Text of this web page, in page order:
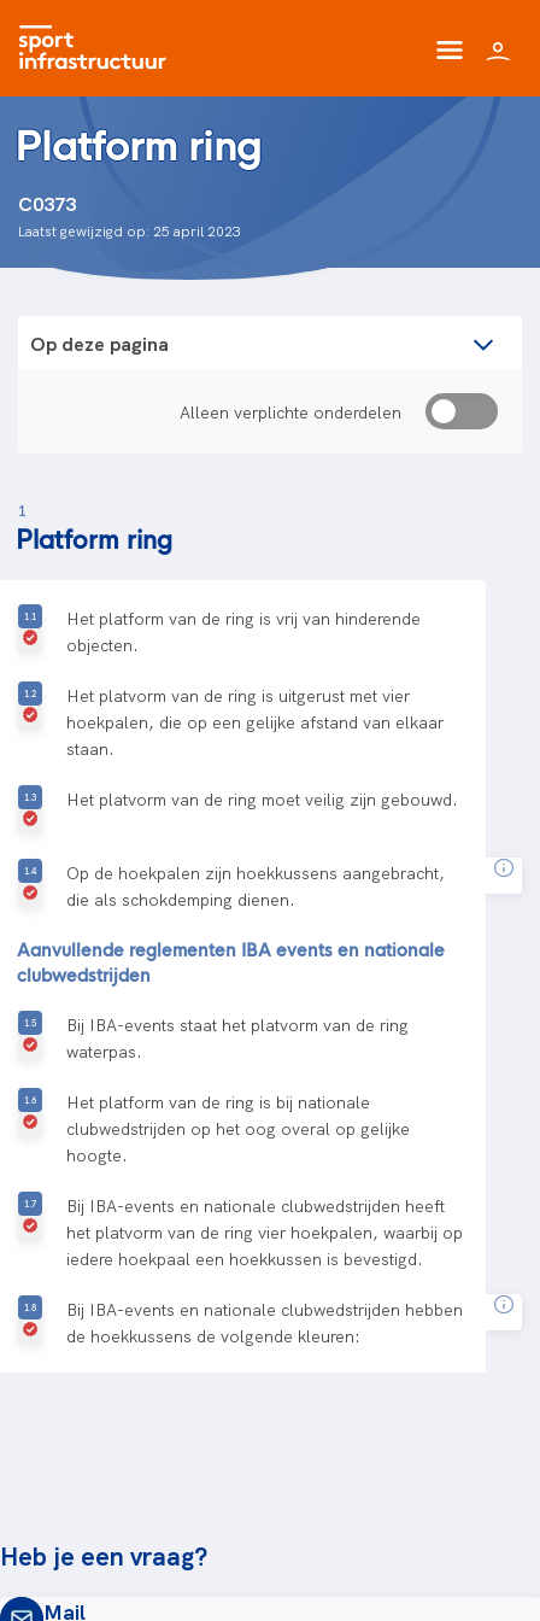
Platform ring
C0373
Laatst gewijzigd op: 25 april 2023
Op deze pagina
Alleen verplichte onderdelen
1
Platform ring
Het platform van de ring is vrij van hinderende
objecten.
Het platvorm van de ring is uitgerust met vier
hoekpalen, die op een gelijke afstand van elkaar
staan.
Het platvorm van de ring moet veilig zijn gebouwd.
Op de hoekpalen zijn hoekkussens aangebracht,
die als schokdemping dienen.
Aanvullende reglementen IBA events en nationale
clubwedstrijden
Bij IBA-events staat het platvorm van de ring
waterpas.
Het platform van de ring is bij nationale
clubwedstrijden op het oog overal op gelijke
hoogte.
Bij IBA-events en nationale clubwedstrijden heeft
het platvorm van de ring vier hoekpalen, waarbij op
iedere hoekpaal een hoekkussen is bevestigd.
Bij IBA-events en nationale clubwedstrijden hebben
de hoekkussens de volgende kleuren:
Heb je een vraag?
Mail